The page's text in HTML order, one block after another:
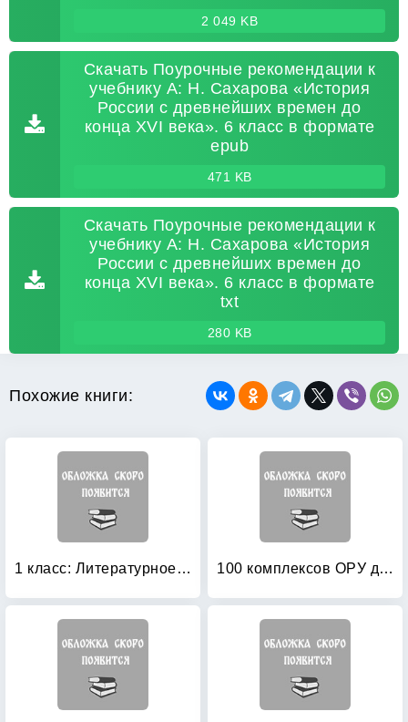
2 049 KB
Скачать Поурочные рекомендации к
учебнику А: Н. Сахарова «История
России с древнейших времен до
конца XVI века». 6 класс в формате
epub
471 KB
Скачать Поурочные рекомендации к
учебнику А: Н. Сахарова «История
России с древнейших времен до
конца XVI века». 6 класс в формате
txt
280 KB
Похожие книги:
1 класс: Литературное чтение. Методические рекомендации. ФГОС 100 комплексов ОРУ для младших дошкольников с использованием стандартного и нестандартного оборудования